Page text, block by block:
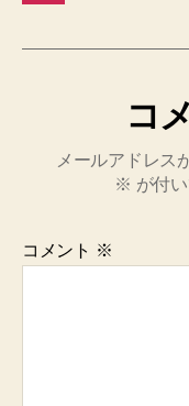
コ
メールアドレス
※ が付
コメント ※